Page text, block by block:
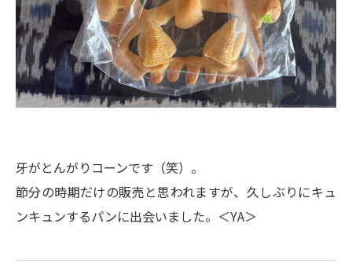
牙がとんがりコーンです（笑）。
節分の時期だけの販売と思われますが、久しぶりにキュ
ンキュンするパンに出会いました。＜YA＞